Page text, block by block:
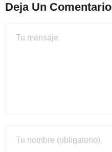
Deja Un Comentario